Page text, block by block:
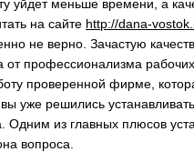
уйдет меньше времени, а
на сайте http://dana-
не верно. Зачастую
от профессионализма
проверенной фирме,
уже решились
из главных плюсов
вопроса.